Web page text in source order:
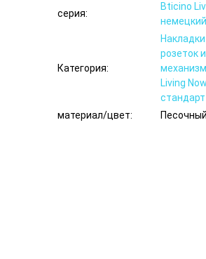
серия:
Bticino
Категория:
розеток и
Living
стандарт
материал/цвет:
Песочный